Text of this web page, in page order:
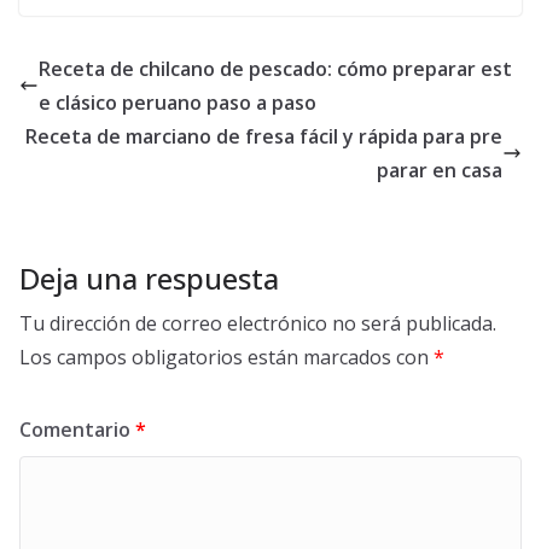
Receta de chilcano de pescado: cómo preparar est
e clásico peruano paso a paso
Receta de marciano de fresa fácil y rápida para pre
parar en casa
Deja una respuesta
Tu dirección de correo electrónico no será publicada.
Los campos obligatorios están marcados con *
Comentario *